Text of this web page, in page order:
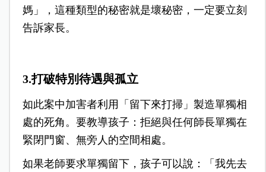
媽」，這種類型的秘密就是壞秘密，一定要立刻
告訴家長。
3.打破特別待遇與孤立
如此案中加害者利用「留下來打掃」製造單獨相
處的死角。要教導孩子：拒絕與任何師長單獨在
緊閉門窗、無旁人的空間相處。
如果老師要求單獨留下，孩子可以說：「我先去